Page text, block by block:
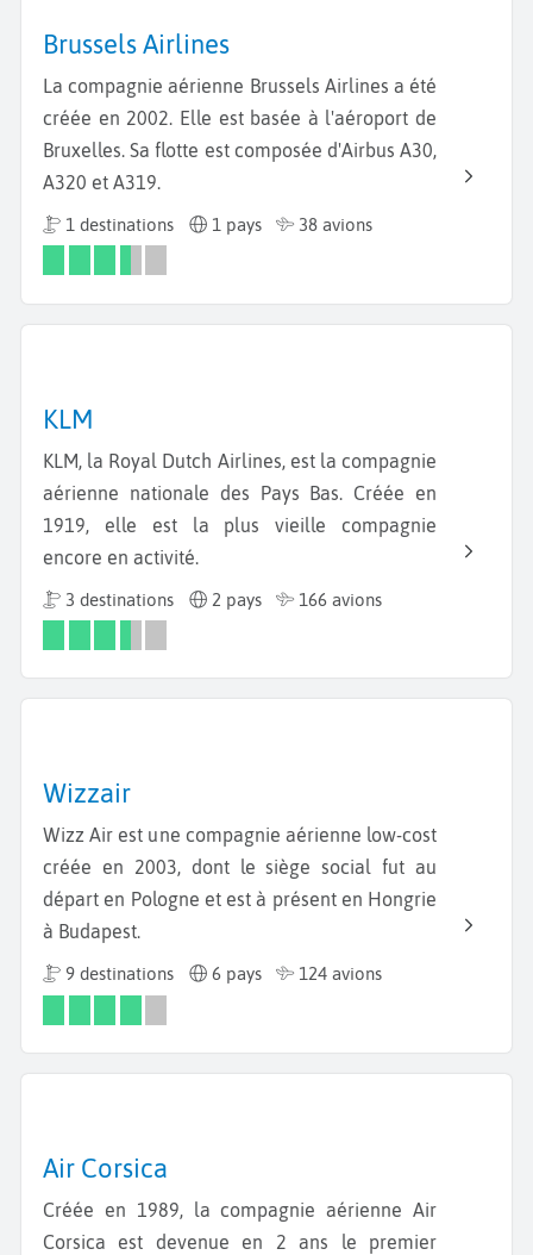
Brussels Airlines
La compagnie aérienne Brussels Airlines a été
créée en 2002. Elle est basée à l'aéroport de
Bruxelles. Sa flotte est composée d'Airbus A30,
A320 et A319.
1 destinations 1 pays 38 avions
KLM
KLM, la Royal Dutch Airlines, est la compagnie
aérienne nationale des Pays Bas. Créée en
1919, elle est la plus vieille compagnie
encore en activité.
3 destinations 2 pays 166 avions
Wizzair
Wizz Air est une compagnie aérienne low-cost
créée en 2003, dont le siège social fut au
départ en Pologne et est à présent en Hongrie
à Budapest.
9 destinations 6 pays 124 avions
Air Corsica
Créée en 1989, la compagnie aérienne Air
Corsica est devenue en 2 ans le premier